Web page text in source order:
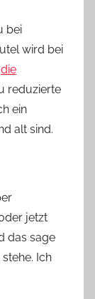
bei
wird bei
die
reduzierte
ein
alt sind.
jetzt
das sage
Ich